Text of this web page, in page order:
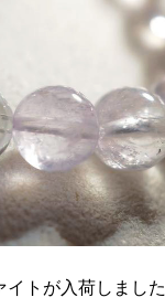
トが入荷しました